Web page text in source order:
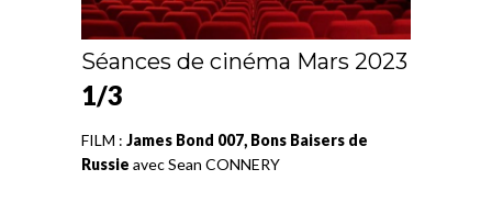
Séances de cinéma Mars 2023
1/3
FILM : James Bond 007, Bons Baisers de
Russie avec Sean CONNERY